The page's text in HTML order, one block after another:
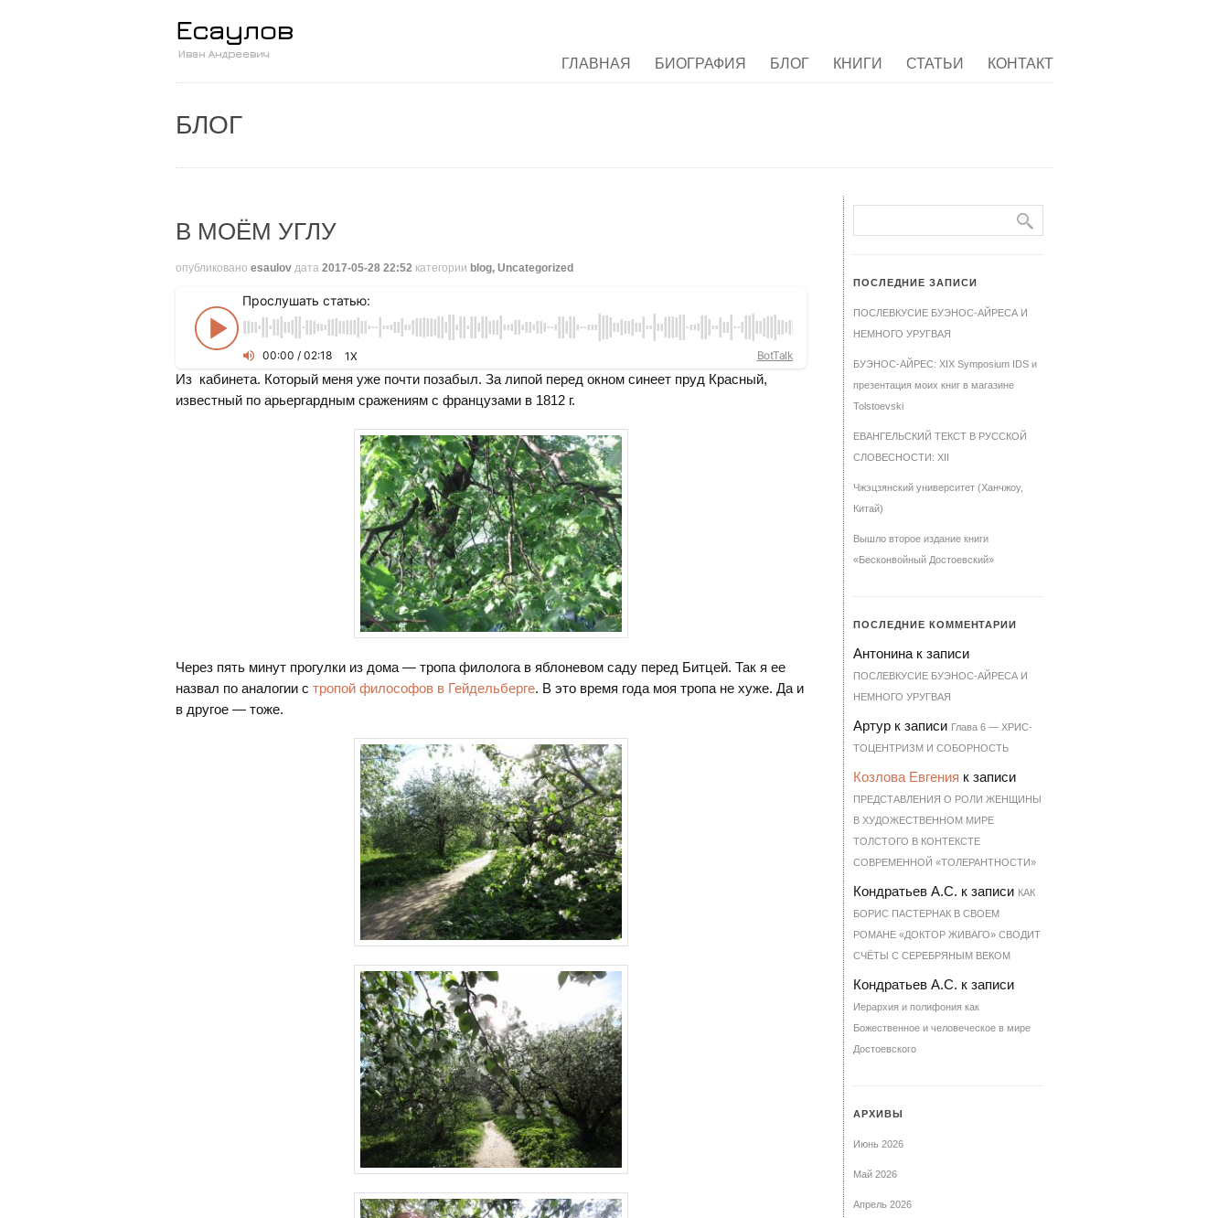
ГЛАВНАЯ БИОГРАФИЯ БЛОГ КНИГИ СТАТЬИ КОНТАКТ
БЛОГ
В МОЁМ УГЛУ
опубликовано esaulov дата 2017-05-28 22:52 категории blog, Uncategorized
Прослушать статью:
00:00 / 02:18 1X BotTalk
Из кабинета. Который меня уже почти позабыл. За липой перед окном синеет пруд Красный,
известный по арьергардным сражениям с французами в 1812 г.
Через пять минут прогулки из дома — тропа филолога в яблоневом саду перед Битцей. Так я ее
назвал по аналогии с тропой философов в Гейдельберге. В это время года моя тропа не хуже. Да и
в другое — тоже.
ПОСЛЕДНИЕ ЗАПИСИ
ПОСЛЕВКУСИЕ БУЭНОС-АЙРЕСА И
НЕМНОГО УРУГВАЯ
БУЭНОС-АЙРЕС: XIX Symposium IDS и
презентация моих книг в магазине
Tolstoevski
ЕВАНГЕЛЬСКИЙ ТЕКСТ В РУССКОЙ
СЛОВЕСНОСТИ: XII
Чжэцзянский университет (Ханчжоу,
Китай)
Вышло второе издание книги
«Бесконвойный Достоевский»
ПОСЛЕДНИЕ КОММЕНТАРИИ
Антонина к записи
ПОСЛЕВКУСИЕ БУЭНОС-АЙРЕСА И
НЕМНОГО УРУГВАЯ
Артур к записи Гла­ва 6 — ХРИ­С­
ТО­ЦЕН­Т­РИЗМ И СО­БОР­НОСТЬ
Козлова Евгения к записи
ПРЕДСТАВЛЕНИЯ О РОЛИ ЖЕНЩИНЫ
В ХУДОЖЕСТВЕННОМ МИРЕ
ТОЛСТОГО В КОНТЕКСТЕ
СОВРЕМЕННОЙ «ТОЛЕРАНТНОСТИ»
Кондратьев А.С. к записи КАК
БОРИС ПАСТЕРНАК В СВОЕМ
РОМАНЕ «ДОКТОР ЖИВАГО» СВОДИТ
СЧЁТЫ С СЕРЕБРЯНЫМ ВЕКОМ
Кондратьев А.С. к записи
Иерархия и полифония как
Божественное и человеческое в мире
Достоевского
АРХИВЫ
Июнь 2026
Май 2026
Апрель 2026